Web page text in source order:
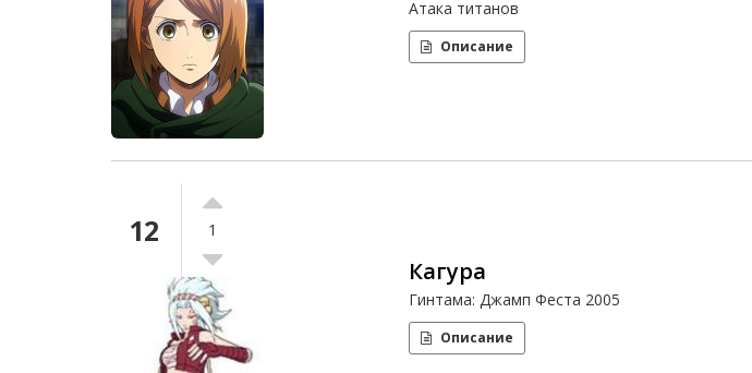
Атака титанов
Описание
12 1
Кагура
Гинтама: Джамп Феста 2005
Описание